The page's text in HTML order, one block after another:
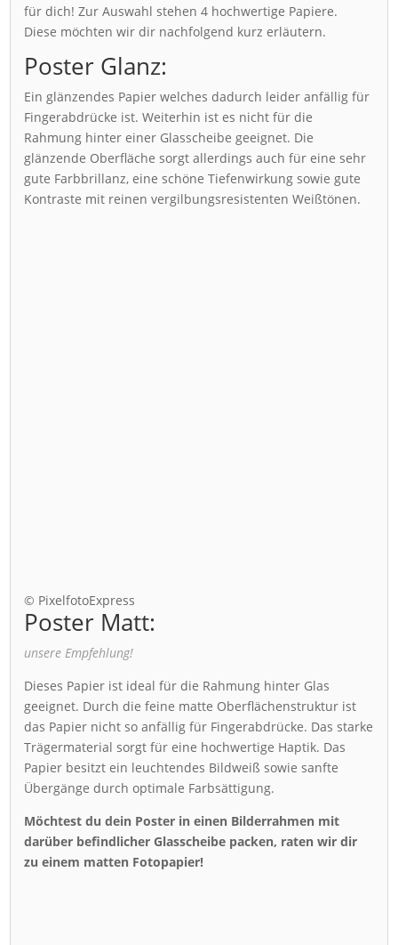
für dich! Zur Auswahl stehen 4 hochwertige Papiere.
Diese möchten wir dir nachfolgend kurz erläutern.
Poster Glanz:
Ein glänzendes Papier welches dadurch leider anfällig für
Fingerabdrücke ist. Weiterhin ist es nicht für die
Rahmung hinter einer Glasscheibe geeignet. Die
glänzende Oberfläche sorgt allerdings auch für eine sehr
gute Farbbrillanz, eine schöne Tiefenwirkung sowie gute
Kontraste mit reinen vergilbungsresistenten Weißtönen.
© PixelfotoExpress
Poster Matt:
unsere Empfehlung!
Dieses Papier ist ideal für die Rahmung hinter Glas
geeignet. Durch die feine matte Oberflächenstruktur ist
das Papier nicht so anfällig für Fingerabdrücke. Das starke
Trägermaterial sorgt für eine hochwertige Haptik. Das
Papier besitzt ein leuchtendes Bildweiß sowie sanfte
Übergänge durch optimale Farbsättigung.
Möchtest du dein Poster in einen Bilderrahmen mit
darüber befindlicher Glasscheibe packen, raten wir dir
zu einem matten Fotopapier!